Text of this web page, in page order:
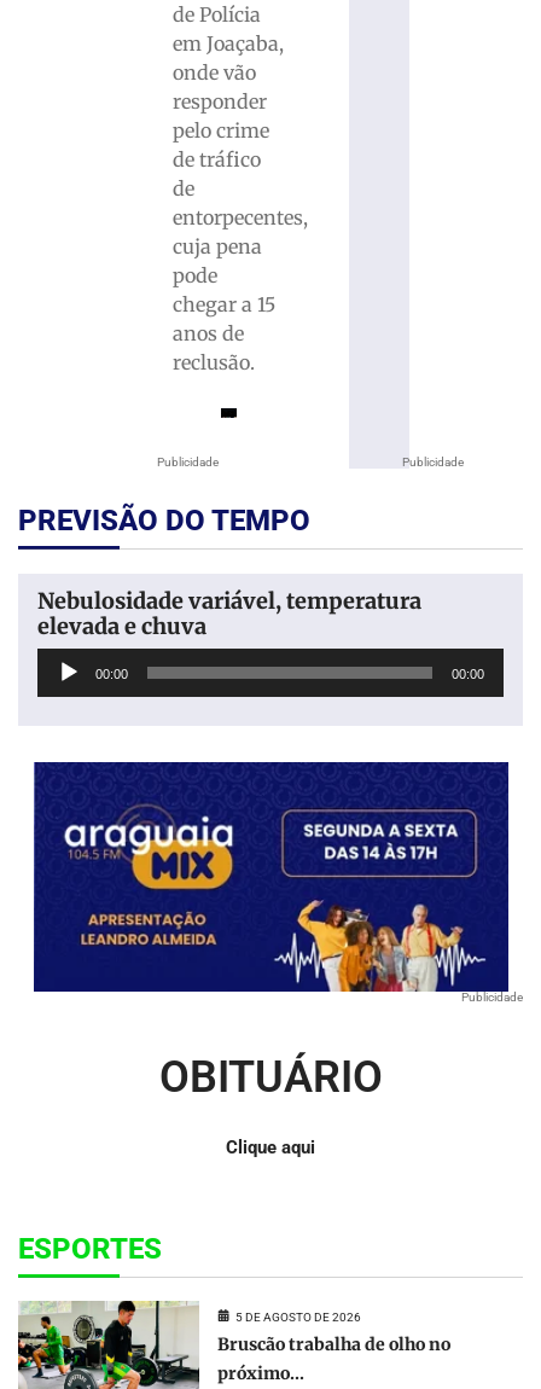
Publicidade
de Polícia
em Joaçaba,
onde vão
responder
pelo crime
de tráfico
de
entorpecentes,
cuja pena
pode
chegar a 15
anos de
reclusão.
Publicidade
PREVISÃO DO TEMPO
Nebulosidade variável, temperatura
elevada e chuva
Tocador
00:00 00:00
Publicidade
OBITUÁRIO
Clique aqui
ESPORTES
5 DE AGOSTO DE 2026
Bruscão trabalha de olho no
próximo...